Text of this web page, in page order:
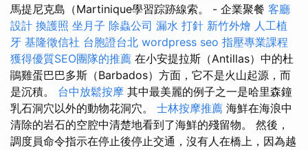
馬提尼克島（Martinique學習踪跡線索。 - 企業聚餐 客廳
設計 換護照 坐月子 除蟲公司 漏水 打針 新竹外燴 人工植
牙 基隆徵信社 台胞證台北 wordpress seo 指壓專業課程
獲得優質SEO團隊的推薦 在小安提拉斯（Antillas）中的杜
鵑雞蛋巴巴多斯（Barbados）方面，它不是火山起源，而
是沉積。 台中放鬆按摩 其中最美麗的例子之一是哈里森鐘
乳石洞穴以外的動物花洞穴。 士林按摩推薦 海鮮在海浪中
清除的岩石的空腔中清楚地看到了海鮮的殘留物。 然後，
調度員命令指示在停止後停止交通，沒有人在橋上，因為越